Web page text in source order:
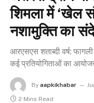
शिमला में ‘खेल
नशामुक्ति का
आरएसएस शताब्दी वर्ष:
कई प्रतियोगिताओं का
By aapkikhabar
2 Mins Read